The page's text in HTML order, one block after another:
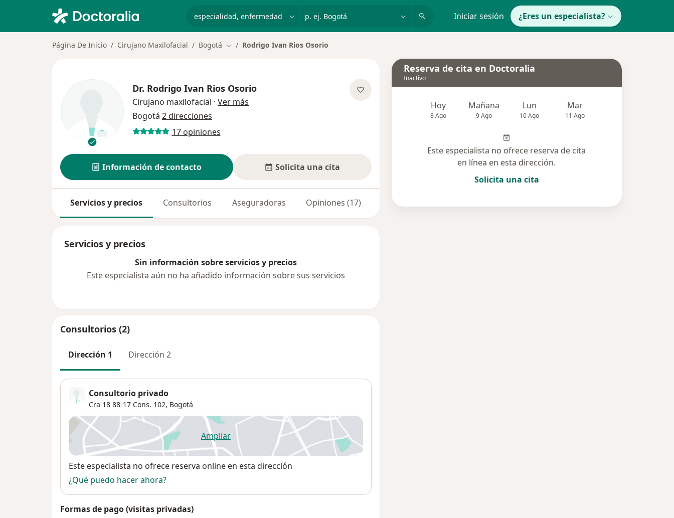
p. ej. Bogotá Iniciar sesión ¿Eres un especialista?
Página De Inicio Cirujano Maxilofacial Bogotá Cambiar de ciudad
Rodrigo Ivan Rios Osorio
Dr. Rodrigo Ivan Rios Osorio
Cirujano maxilofacial · Ver más
Bogotá 2 direcciones
17 opiniones
Información de contacto Solicita una cita
Servicios y precios Consultorios Aseguradoras Opiniones (17)
Servicios y precios
Sin información sobre servicios y precios
Este especialista aún no ha añadido información sobre sus servicios
Consultorios (2)
Dirección 1 Dirección 2
Consultorio privado
Cra 18 88‐17 Cons. 102, Bogotá
Ampliarse abre en una nueva pestaña
Disponibilidad
Este especialista no ofrece reserva online en esta dirección
¿Qué puedo hacer ahora?
Formas de pago (visitas privadas)
Reserva de cita en Doctoralia
Inactivo
Hoy
8 Ago
Mañana
9 Ago
Lun
10 Ago
Mar
11 Ago
Este especialista no ofrece reserva de cita
en línea en esta dirección.
Solicita una cita